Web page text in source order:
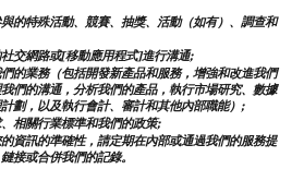
的特殊活動、競賽、抽獎、活動（如有）、調查和
交網路或[移動應用程式]進行溝通;
的業務（包括開發新產品和服務，增強和改進我們
們的溝通，分析我們的產品，執行市場研究、數據
劃，以及執行會計、審計和其他內部職能）;
相關行業標準和我們的政策;
資訊的準確性，請定期在內部或通過我們的服務提
接或合併我們的記錄。